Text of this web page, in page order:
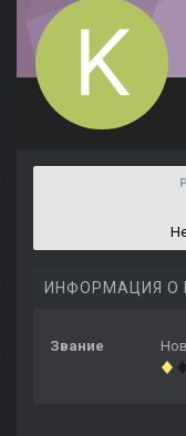
ИНФОРМАЦИЯ О
Звание